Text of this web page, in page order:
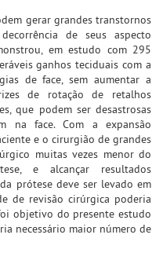
gerar grandes transtornos
de seus aspecto
em estudo com 295
ganhos teciduais com a
de face, sem aumentar a
de rotação de retalhos
que podem ser desastrosas
na face. Com a expansão
e o cirurgião de grandes
muitas vezes menor do
e alcançar resultados
prótese deve ser levado em
de revisão cirúrgica poderia
objetivo do presente estudo
necessário maior número de